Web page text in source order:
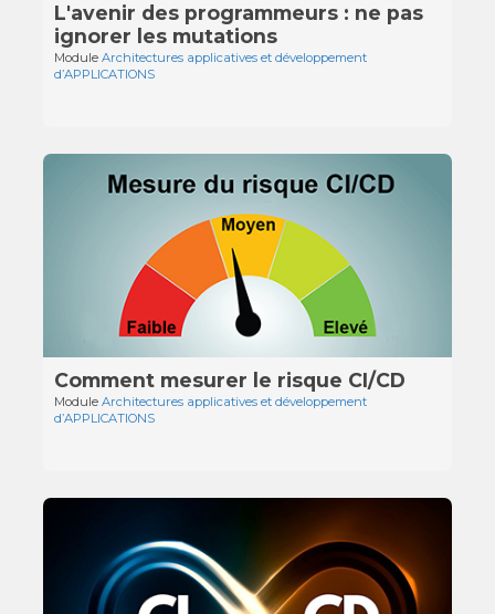
L'avenir des programmeurs : ne pas
ignorer les mutations
ModuleArchitectures applicatives et développement
d’APPLICATIONS
Comment mesurer le risque CI/CD
ModuleArchitectures applicatives et développement
d’APPLICATIONS